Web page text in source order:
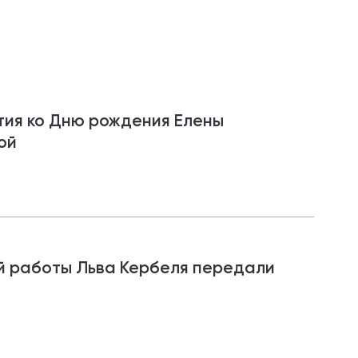
ко Дню рождения Елены
работы Льва Кербеля передали